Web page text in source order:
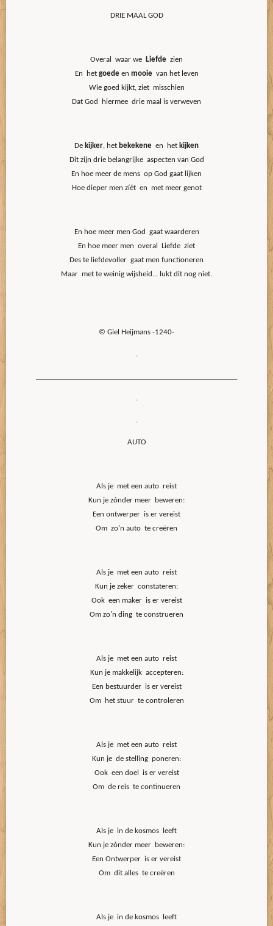
DRIE MAAL GOD
Overal waar we Liefde zien
En het goedeen mooievan het leven
Wie goed kijkt, ziet misschien
Dat God hiermee drie maal is verweven
De kijker, het bekekene en het kijken
Dit zijn drie belangrijke aspecten van God
En hoe meer de mens op God gaat lijken
Hoe dieper men zíét en met meer genot
En hoe meer men God gaat waarderen
En hoe meer men overal Liefde ziet
Des te liefdevoller gaat men functioneren
Maar met te weinig wijsheid... lukt dit nog niet.
© Giel Heijmans -1240-
.
.
.
AUTO
Als je met een auto reist
Kun je zónder meer beweren:
Een ontwerper is er vereist
Om zo'n auto te creëren
Als je met een auto reist
Kun je zeker constateren:
Ook een maker is er vereist
Om zo'n ding te construeren
Als je met een auto reist
Kun je makkelijk accepteren:
Een bestuurder is er vereist
Om het stuur te controleren
Als je met een auto reist
Kun je de stelling poneren:
Ook een doel is er vereist
Om de reis te continueren
Als je in de kosmos leeft
Kun je zónder meer beweren:
Een Ontwerper is er vereist
Om dit alles te creëren
Als je in de kosmos leeft